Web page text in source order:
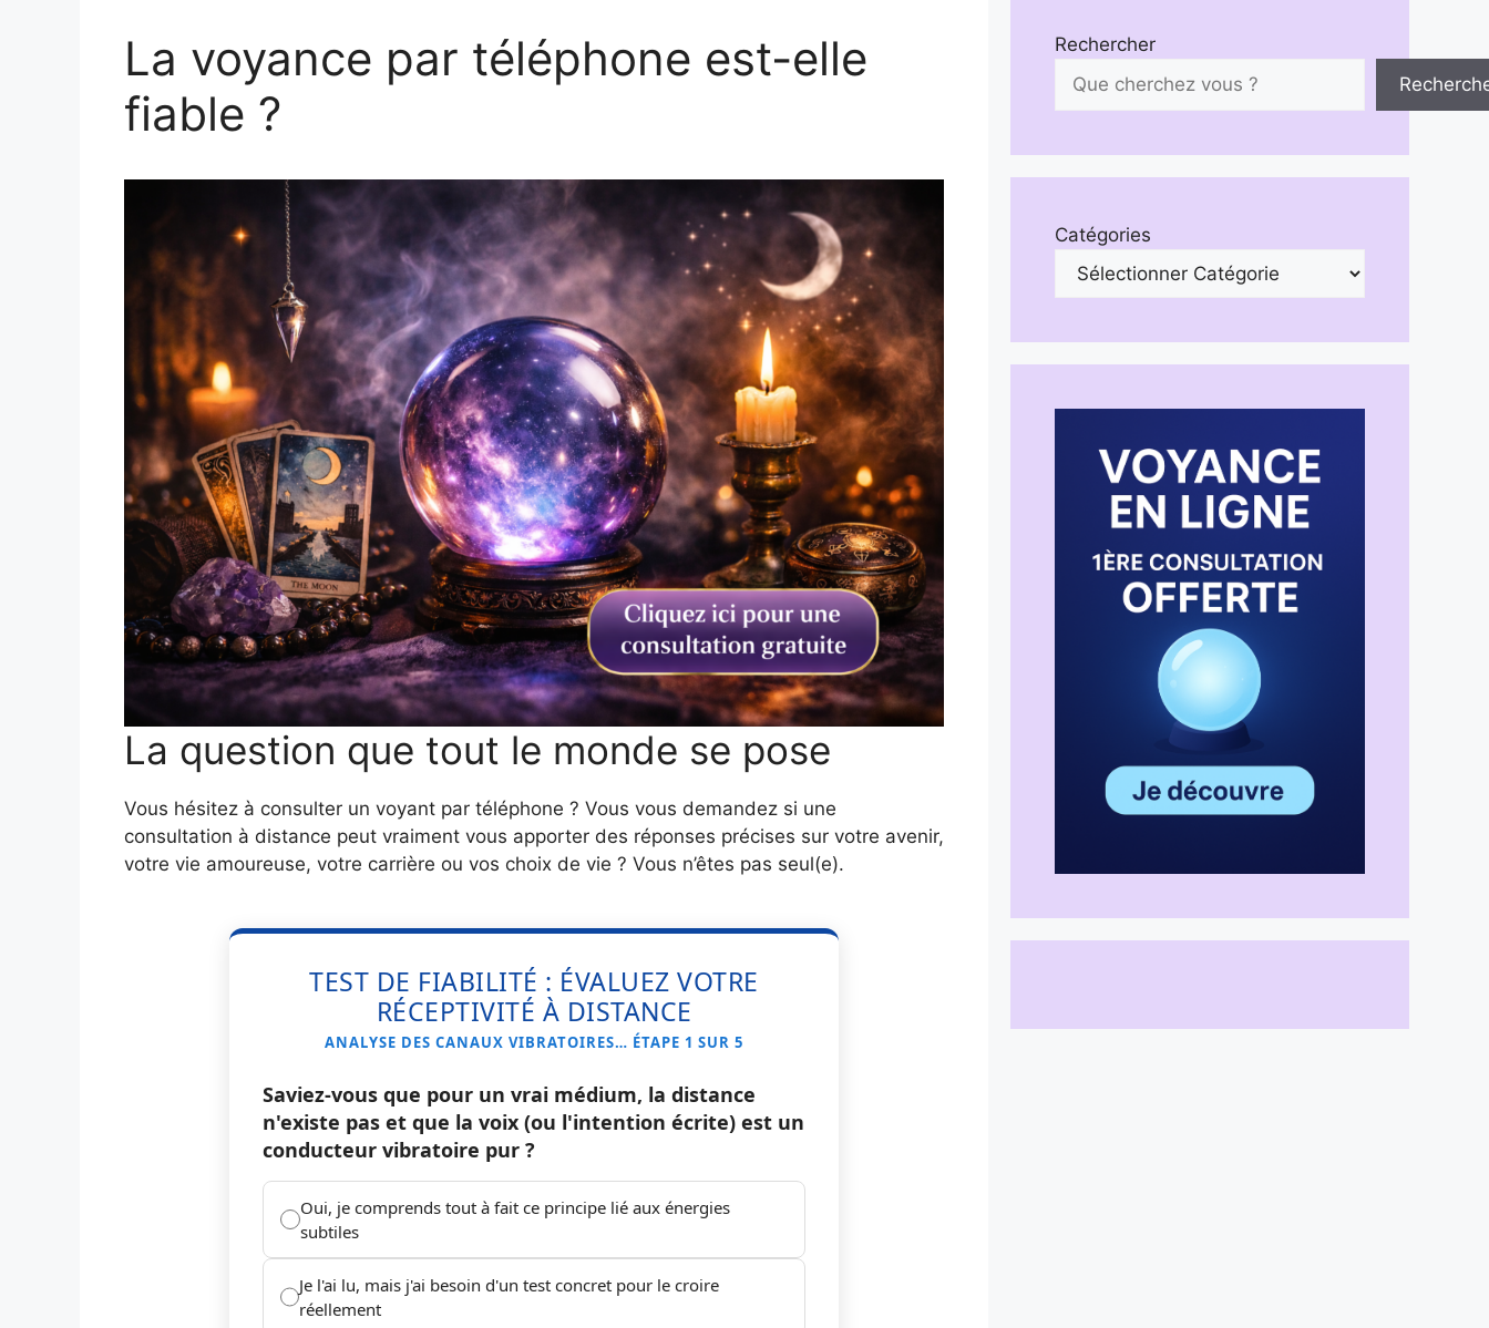
La voyance par téléphone est-elle
fiable ?
La question que tout le monde se pose
Vous hésitez à consulter un voyant par téléphone ? Vous vous demandez si une
consultation à distance peut vraiment vous apporter des réponses précises sur votre avenir,
votre vie amoureuse, votre carrière ou vos choix de vie ? Vous n’êtes pas seul(e).
TEST DE FIABILITÉ : ÉVALUEZ VOTRE
RÉCEPTIVITÉ À DISTANCE
ANALYSE DES CANAUX VIBRATOIRES… ÉTAPE 1 SUR 5
Saviez-vous que pour un vrai médium, la distance
n'existe pas et que la voix (ou l'intention écrite) est un
conducteur vibratoire pur ?
Oui, je comprends tout à fait ce principe lié aux énergies
subtiles
Je l'ai lu, mais j'ai besoin d'un test concret pour le croire
réellement
Rechercher
Catégories